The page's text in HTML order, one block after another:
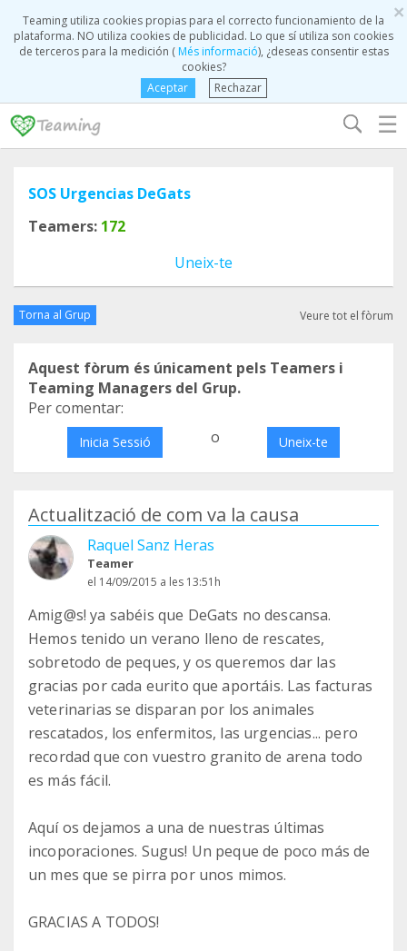
×
Teaming utiliza cookies propias para el correcto funcionamiento de la
plataforma. NO utiliza cookies de publicidad. Lo que sí utiliza son cookies
de terceros para la medición (Més informació), ¿deseas consentir estas
cookies?
Aceptar
Rechazar
☰
SOS Urgencias DeGats
Teamers: 172
Uneix-te
Torna al Grup Veure tot el fòrum
Aquest fòrum és únicament pels Teamers i
Teaming Managers del Grup.
Per comentar:
Inicia Sessió o Uneix-te
Actualització de com va la causa
Raquel Sanz Heras
Teamer
el 14/09/2015 a les 13:51h
Amig@s! ya sabéis que DeGats no descansa.
Hemos tenido un verano lleno de rescates,
sobretodo de peques, y os queremos dar las
gracias por cada eurito que aportáis. Las facturas
veterinarias se disparan por los animales
rescatados, los enfermitos, las urgencias... pero
recordad que con vuestro granito de arena todo
es más fácil.
Aquí os dejamos a una de nuestras últimas
incoporaciones. Sugus! Un peque de poco más de
un mes que se pirra por unos mimos.
GRACIAS A TODOS!